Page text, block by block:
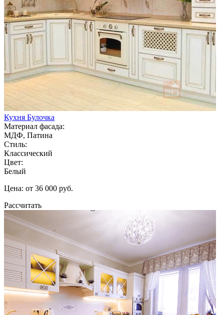
Кухня Булочка
Материал фасада:
МДФ, Патина
Стиль:
Классический
Цвет:
Белый
Цена: от 36 000 руб.
Рассчитать